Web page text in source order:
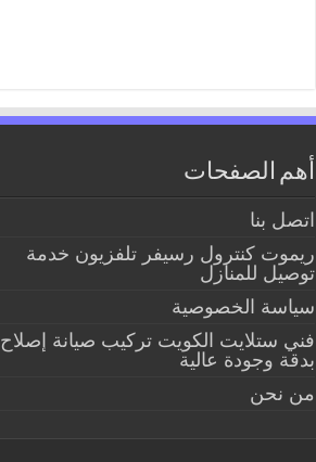
أهم الصفحات
اتصل بنا
ريموت كنترول رسيفر تلفزيون خدمة
توصيل للمنازل
سياسة الخصوصية
فني ستلايت الكويت تركيب صيانة إصلاح
بدقة وجودة عالية
من نحن